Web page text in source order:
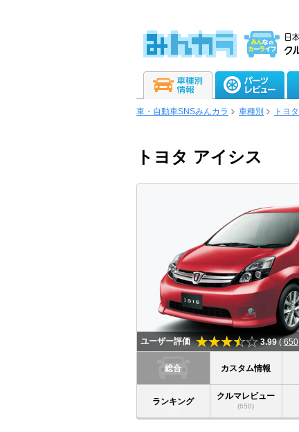
車・自動車SNSみんカラ 車種別 トヨタ
トヨタ アイシス
ユーザー評価 3.99 ( 650
総合 カスタム情報
ランキング
クルマレビュー
(650)